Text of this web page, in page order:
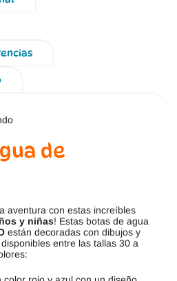
de
aventura con estas increíbles
y niñas! Estas botas de agua
están decoradas con dibujos y
entre las tallas 30 a